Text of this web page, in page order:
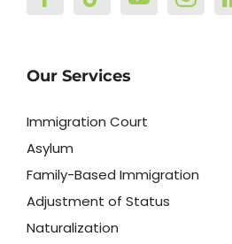
Our Services
Immigration Court
Asylum
Family-Based Immigration
Adjustment of Status
Naturalization